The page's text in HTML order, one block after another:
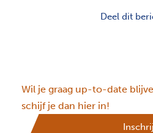
Deel dit
Wil je graag up-to-date
schijf je dan hier in!